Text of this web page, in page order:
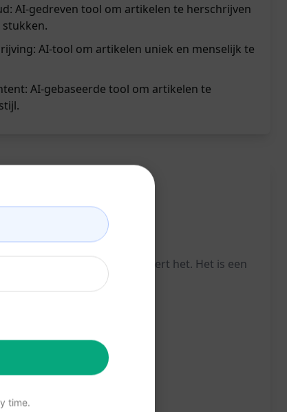
AI-gedreven tool om artikelen te herschrijven
AI-tool om artikelen uniek en menselijk te
AI-gebaseerde tool om artikelen te
op plagiaat en verwijdert het. Het is een
time.